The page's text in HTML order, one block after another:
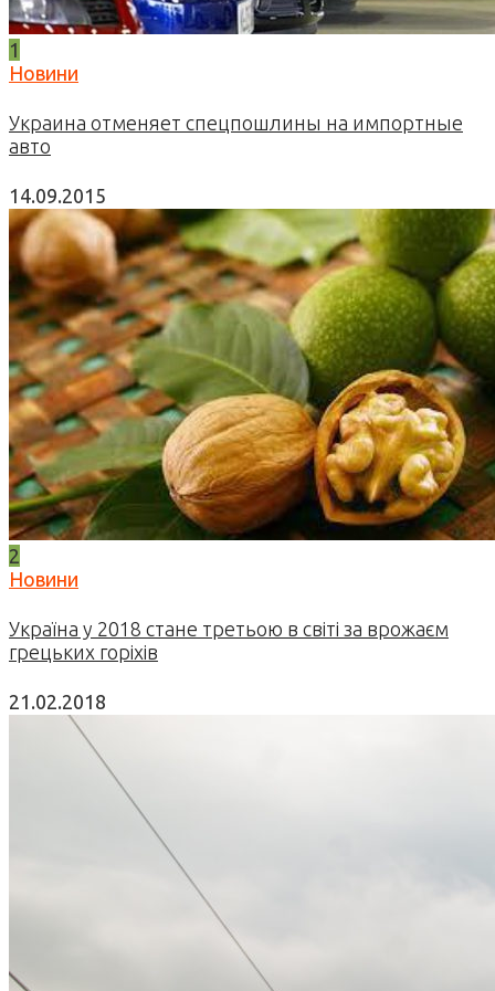
1
Новини
Украина отменяет спецпошлины на импортные
авто
14.09.2015
2
Новини
Україна у 2018 стане третьою в світі за врожаєм
грецьких горіхів
21.02.2018